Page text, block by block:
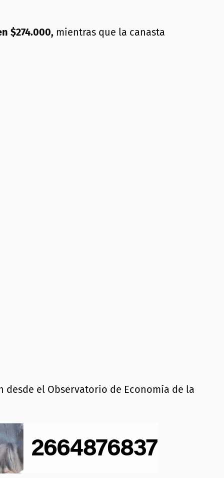
$274.000, mientras que la canasta
el Observatorio de Economía de la